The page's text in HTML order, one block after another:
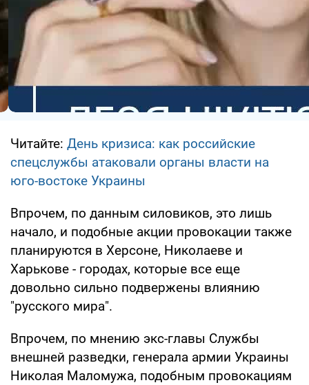
Читайте: День кризиса: как российские
спецслужбы атаковали органы власти на
юго-востоке Украины
Впрочем, по данным силовиков, это лишь
начало, и подобные акции провокации также
планируются в Херсоне, Николаеве и
Харькове - городах, которые все еще
довольно сильно подвержены влиянию
"русского мира".
Впрочем, по мнению экс-главы Службы
внешней разведки, генерала армии Украины
Николая Маломужа, подобным провокациям